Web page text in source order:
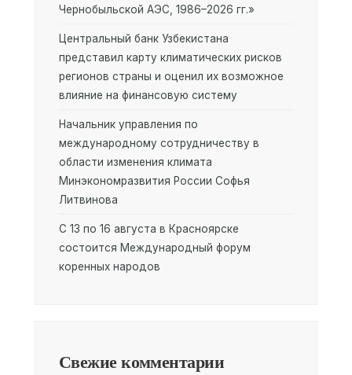
Чернобыльской АЭС, 1986–2026 гг.»
Центральный банк Узбекистана
представил карту климатических рисков
регионов страны и оценил их возможное
влияние на финансовую систему
Начальник управления по
международному сотрудничеству в
области изменения климата
Минэкономразвития России Софья
Литвинова
С 13 по 16 августа в Красноярске
состоится Международный форум
коренных народов
Свежие комментарии